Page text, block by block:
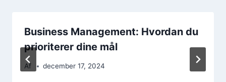
Business Management: Hvordan du
prioriterer dine mål
Af december 17, 2024